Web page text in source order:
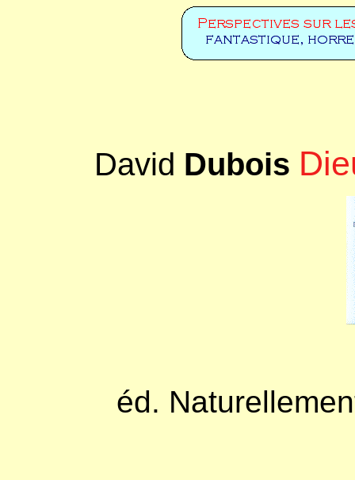
David Dubois
éd.